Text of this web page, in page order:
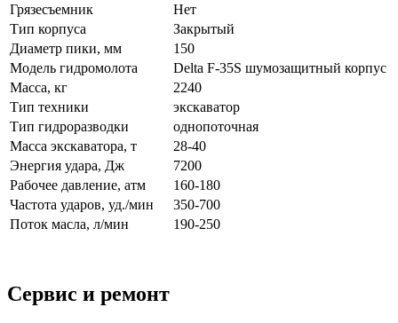
Грязесъемник
Нет
Тип корпуса
Закрытый
Диаметр пики, мм
150
Модель гидромолота
Delta F-35S шумозащитный корпус
Масса, кг
2240
Тип техники
экскаватор
Тип гидроразводки
однопоточная
Масса экскаватора, т
28-40
Энергия удара, Дж
7200
Рабочее давление, атм
160-180
Частота ударов, уд./мин
350-700
Поток масла, л/мин
190-250
Сервис и ремонт